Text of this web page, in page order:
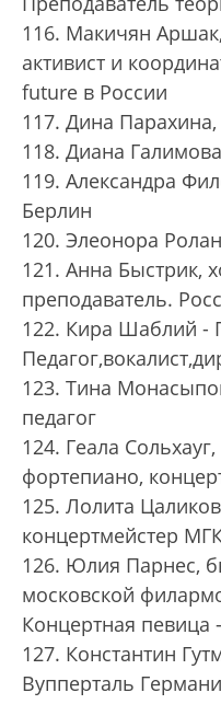
116. Макичян
активист и
future в России
117. Дина Парахина,
118. Диана
119. Александра
Берлин
120. Элеонора
121. Анна Быстрик,
преподаватель.
122. Кира Шаблий -
123. Тина
педагог
124. Геала
фортепиано,
125. Лолита
концертмейстер
126. Юлия Парнес,
московской
Концертная певица
127. Константин
Вупперталь